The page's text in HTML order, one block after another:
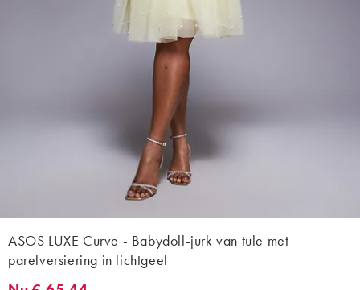
ASOS LUXE Curve - Babydoll-jurk van tule met
parelversiering in lichtgeel